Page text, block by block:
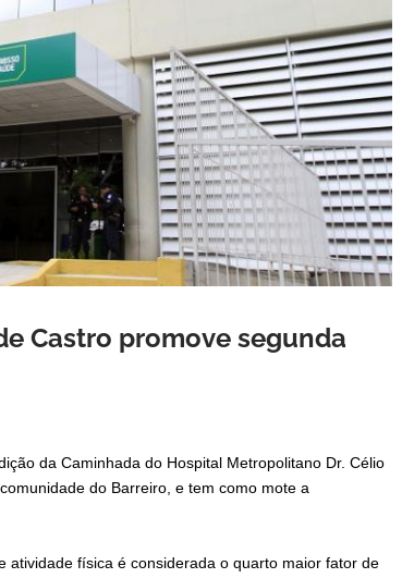
Castro promove segunda
da Caminhada do Hospital Metropolitano Dr. Célio
do Barreiro, e tem como mote a
atividade física é considerada o quarto maior fator de